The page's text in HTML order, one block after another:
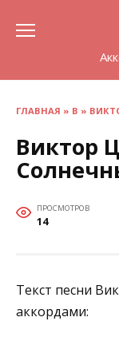
ГЛАВНАЯ » В »
Виктор
ПРОСМОТРОВ
14
Текст песни
аккордами: